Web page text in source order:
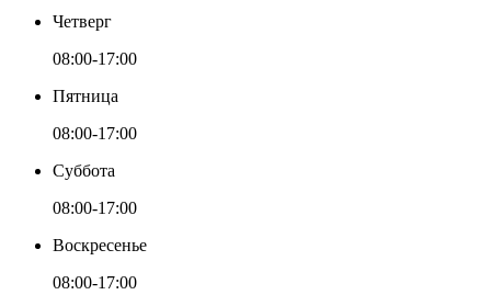
Четверг
08:00-17:00
Пятница
08:00-17:00
Суббота
08:00-17:00
Воскресенье
08:00-17:00